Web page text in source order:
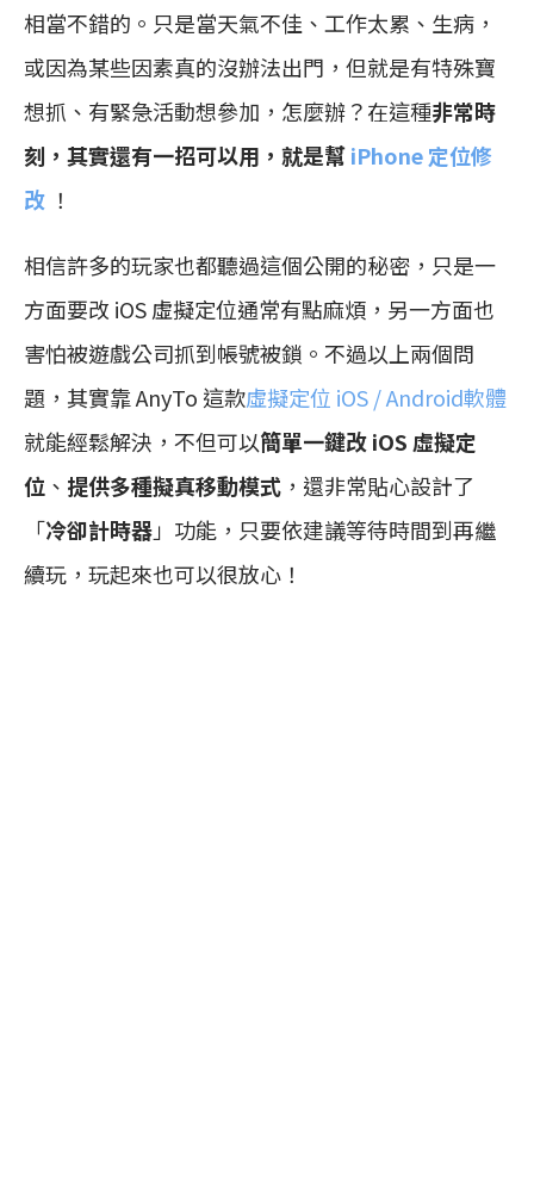
相當不錯的。只是當天氣不佳、工作太累、生病，
或因為某些因素真的沒辦法出門，但就是有特殊寶
想抓、有緊急活動想參加，怎麼辦？在這種非常時
刻，其實還有一招可以用，就是幫iPhone 定位修
改 ！
相信許多的玩家也都聽過這個公開的秘密，只是一
方面要改 iOS 虛擬定位通常有點麻煩，另一方面也
害怕被遊戲公司抓到帳號被鎖。不過以上兩個問
題，其實靠 AnyTo 這款虛擬定位 iOS / Android軟體
就能經鬆解決，不但可以簡單一鍵改 iOS 虛擬定
位 、 提供多種擬真移動模式 ，還非常貼心設計了
「冷卻計時器」功能，只要依建議等待時間到再繼
續玩，玩起來也可以很放心！